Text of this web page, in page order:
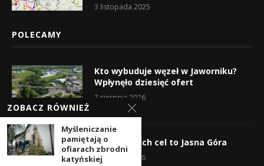
3 listopada 2025
POLECAMY
Kto wybuduje węzeł w Jaworniku?
Wpłynęło dziesięć ofert
7 sierpnia 2026
Wyruszyli! Ich cel to Jasna Góra
5 sierpnia 2026
ZOBACZ RÓWNIEŻ
Myśleniczanie
pamiętają o
ofiarach zbrodni
katyńskiej